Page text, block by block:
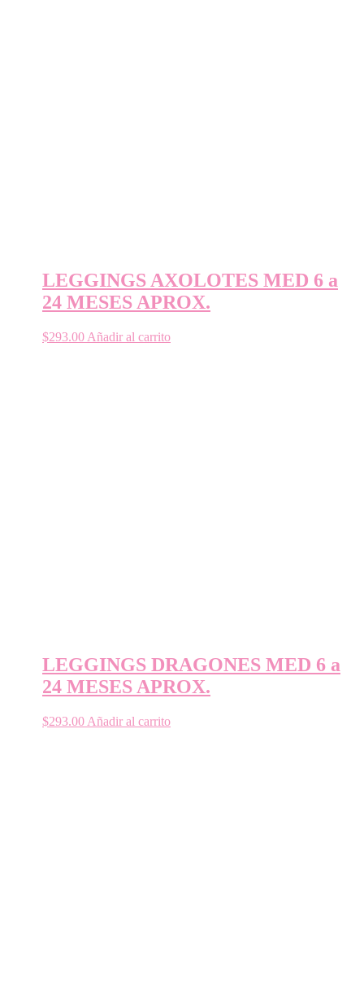
LEGGINGS AXOLOTES MED 6 a
24 MESES APROX.
$293.00 Añadir al carrito
LEGGINGS DRAGONES MED 6 a
24 MESES APROX.
$293.00 Añadir al carrito